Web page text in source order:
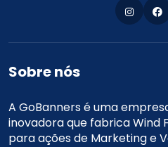
Sobre nós
A GoBanners é uma
inovadora que fabrica Wind
para ações de Marketing e